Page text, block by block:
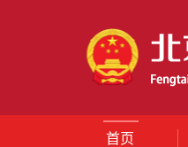
首页